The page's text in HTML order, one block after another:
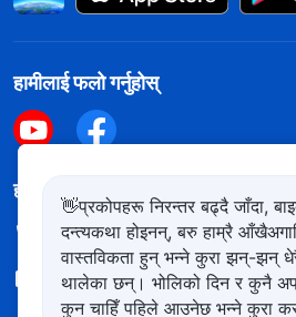
हामीलाई फलो गर्नुहोस्
हामीलाई सम्पर्क गर्नुहोस
+977-981-140-9021
👋प्रकोपहरू निरन्तर बढ्दै जाँदा,
दन्त्यकथा होइनन्, बरु हाम्रै
वास्तविकता हुन् भन्ने कुरा झन्-झन्
थालेका छन्। भोलिको दिन र कुनै
कुन चाहिँ पहिले आउनेछ भन्ने कुरा